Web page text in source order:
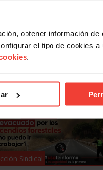
obtener información de
el tipo de cookies a
.
Sindical